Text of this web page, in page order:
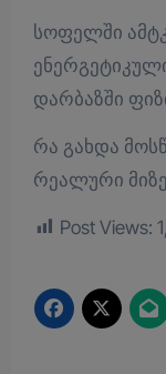
სოფელში
დარბაზში
რა გახდა
რეალური
Post Views: